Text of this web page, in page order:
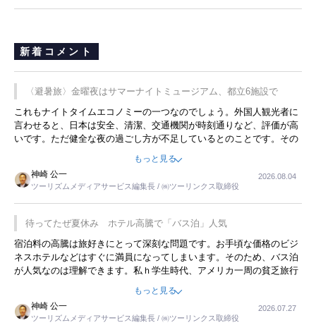
新着コメント
〈避暑旅〉金曜夜はサマーナイトミュージアム、都立6施設で
これもナイトタイムエコノミーの一つなのでしょう。外国人観光者に
言わせると、日本は安全、清潔、交通機関が時刻通りなど、評価が高
いです。ただ健全な夜の過ごし方が不足しているとのことです。その
ような意味で、金曜夜にこのようなイベントが行われれば、日本人に
限らず外国人にとっても楽しみが増えるでしょうね。
もっと見る
神崎 公一
ツーリズムメディアサービス編集長 / ㈱ツーリンクス取締役
2026.08.04
待ってたぜ夏休み ホテル高騰で「バス泊」人気
宿泊料の高騰は旅好きにとって深刻な問題です。お手頃な価格のビジ
ネスホテルなどはすぐに満員になってしまいます。そのため、バス泊
が人気なのは理解できます。私ｈ学生時代、アメリカ一周の貧乏旅行
をした時は、移動はグレイハウンドバスでした。夕方から夜の便を利
用してホテル代を浮かせていました。ただし、若いからできたことで
す。若い人が夜行バスで京都に行った、青森に行ったと聞くと、疲れ
が残らないのかなと思ってしまいます。
もっと見る
神崎 公一
ツーリズムメディアサービス編集長 / ㈱ツーリンクス取締役
2026.07.27